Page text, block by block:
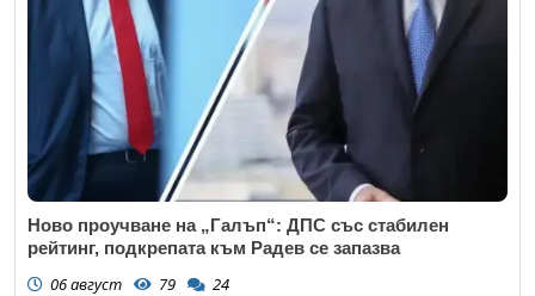
Ново проучване на „Галъп“: ДПС със стабилен
рейтинг, подкрепата към Радев се запазва
06 август 79 24